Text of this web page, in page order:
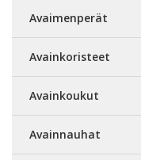
Avaimenperät
Avainkoristeet
Avainkoukut
Avainnauhat